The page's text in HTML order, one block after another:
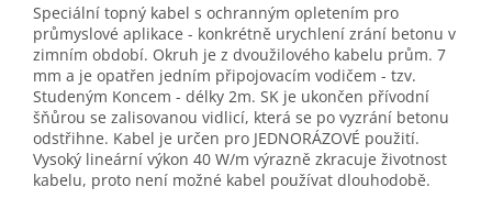
Speciální topný kabel s ochranným opletením pro
průmyslové aplikace - konkrétně urychlení zrání betonu v
zimním období. Okruh je z dvoužilového kabelu prům. 7
mm a je opatřen jedním připojovacím vodičem - tzv.
Studeným Koncem - délky 2m. SK je ukončen přívodní
šňůrou se zalisovanou vidlicí, která se po vyzrání betonu
odstřihne. Kabel je určen pro JEDNORÁZOVÉ použití.
Vysoký lineární výkon 40 W/m výrazně zkracuje životnost
kabelu, proto není možné kabel používat dlouhodobě.